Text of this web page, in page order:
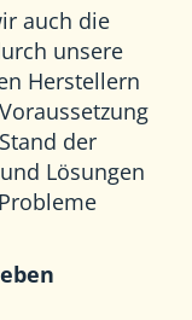
auch die
unsere
Herstellern
der
Lösungen